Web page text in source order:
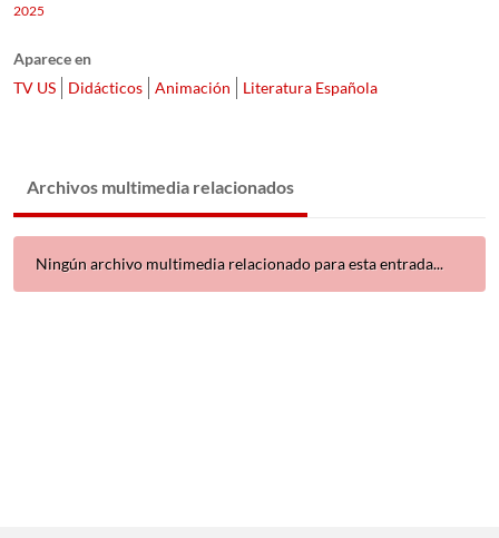
2025
Aparece en
TV US
Didácticos Animación Literatura Española
Archivos multimedia relacionados
Ningún archivo multimedia relacionado para esta entrada...